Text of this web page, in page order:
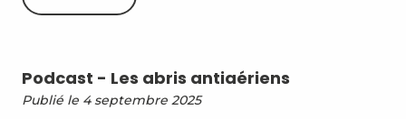
Podcast - Les abris antiaériens
Publié le 4 septembre 2025